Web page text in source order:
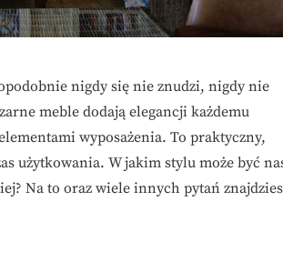
nigdy się nie znudzi, nigdy nie
meble dodają elegancji każdemu
wyposażenia. To praktyczny,
użytkowania. W jakim stylu może być
Na to oraz wiele innych pytań